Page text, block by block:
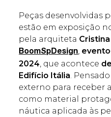
Peças desenvolvidas
estão em exposição
pela arquiteta
BoomSpDesign,
2024, que acontece
Edifício Itália.
externo para receber
como material
náutica aplicada às